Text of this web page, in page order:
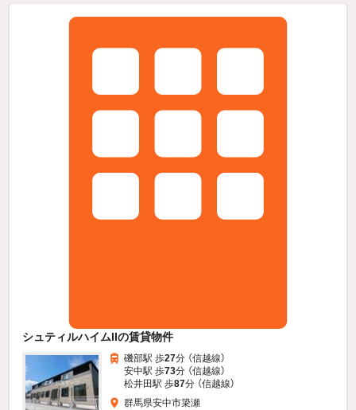
シュティルハイムIIの賃貸物件
磯部駅 歩27分 （信越線）
安中駅 歩73分 （信越線）
松井田駅 歩87分 （信越線）
群馬県安中市簗瀬